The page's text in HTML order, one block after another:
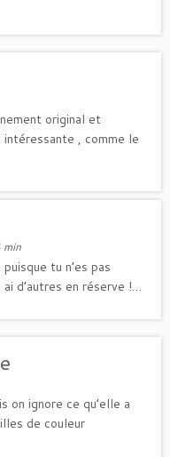
original et
, comme le
tu n’es pas
d’autres en réserve !…
on ignore ce qu’elle a
de couleur